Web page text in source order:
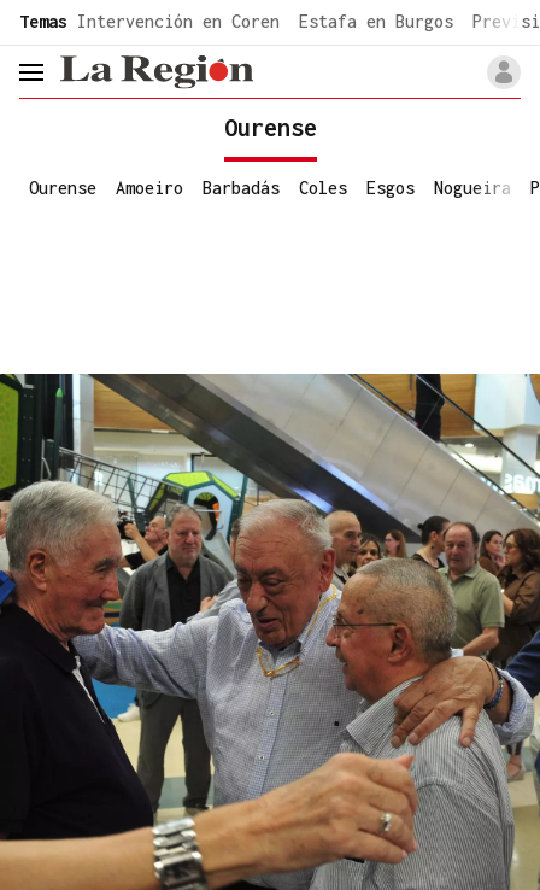
common.go-to-content
Temas Intervención en Coren Estafa en Burgos
header.menu.open
Ourense
Ourense Amoeiro Barbadás Coles Esgos Nogueira